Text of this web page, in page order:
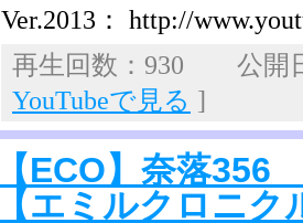
Ver.2013： http://
再生回数：930 公開
YouTubeで見る ]
【ECO】奈落
【エミルクロニク